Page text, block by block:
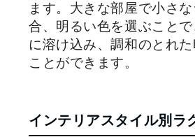
ます。大きな部屋で小さ
合、明るい色を選ぶこと
に溶け込み、調和のとれ
ことができます。
インテリアスタイル別ラ